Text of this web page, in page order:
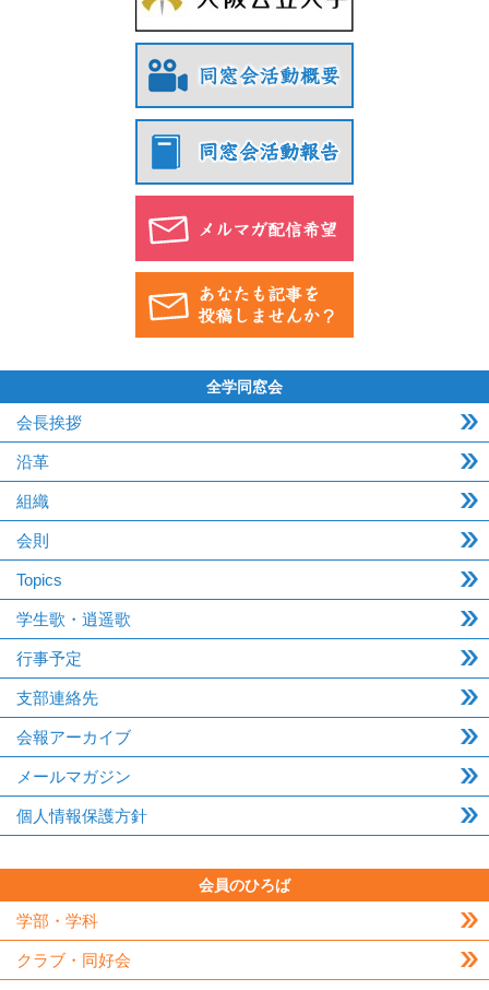
全学同窓会
会長挨拶
沿革
組織
会則
Topics
学生歌・逍遥歌
行事予定
支部連絡先
会報アーカイブ
メールマガジン
個人情報保護方針
会員のひろば
学部・学科
クラブ・同好会